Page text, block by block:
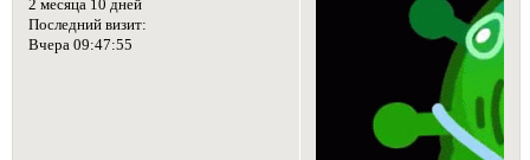
2 месяца 10 дней
Последний визит:
Вчера 09:47:55